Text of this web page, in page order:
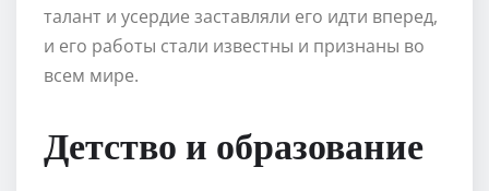
талант и усердие заставляли его идти вперед,
и его работы стали известны и признаны во
всем мире.
Детство и образование